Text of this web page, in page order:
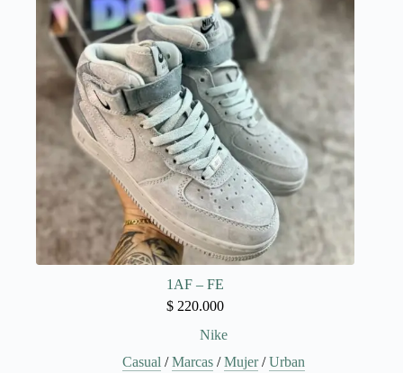
se
pueden
elegir
en
la
página
de
producto
1AF – FE
$ 220.000
Nike
Casual/Marcas/Mujer/Urban